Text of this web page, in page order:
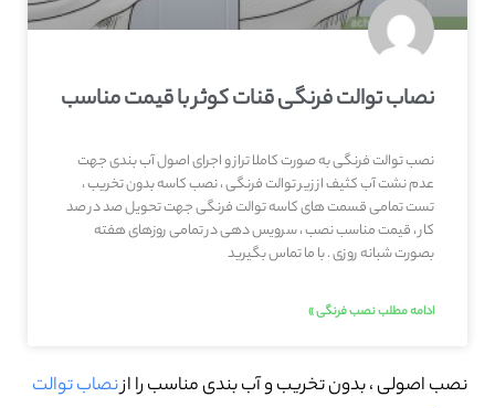
نصاب توالت فرنگی قنات کوثر با قیمت مناسب
نصب توالت فرنگی به صورت کاملا تراز و اجرای اصول آب بندی جهت
عدم نشت آب کثیف از زیر توالت فرنگی ، نصب کاسه بدون تخریب ،
تست تمامی قسمت های کاسه توالت فرنگی جهت تحویل صد در صد
کار ، قیمت مناسب نصب ، سرویس دهی در تمامی روزهای هفته
بصورت شبانه روزی . با ما تماس بگیرید
ادامه مطلب نصب فرنگی »
نصب اصولی ، بدون تخریب و آب بندی مناسب را ازنصاب توالت